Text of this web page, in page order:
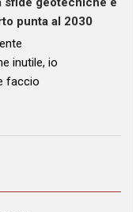
punta al 2030
inutile, io
faccio